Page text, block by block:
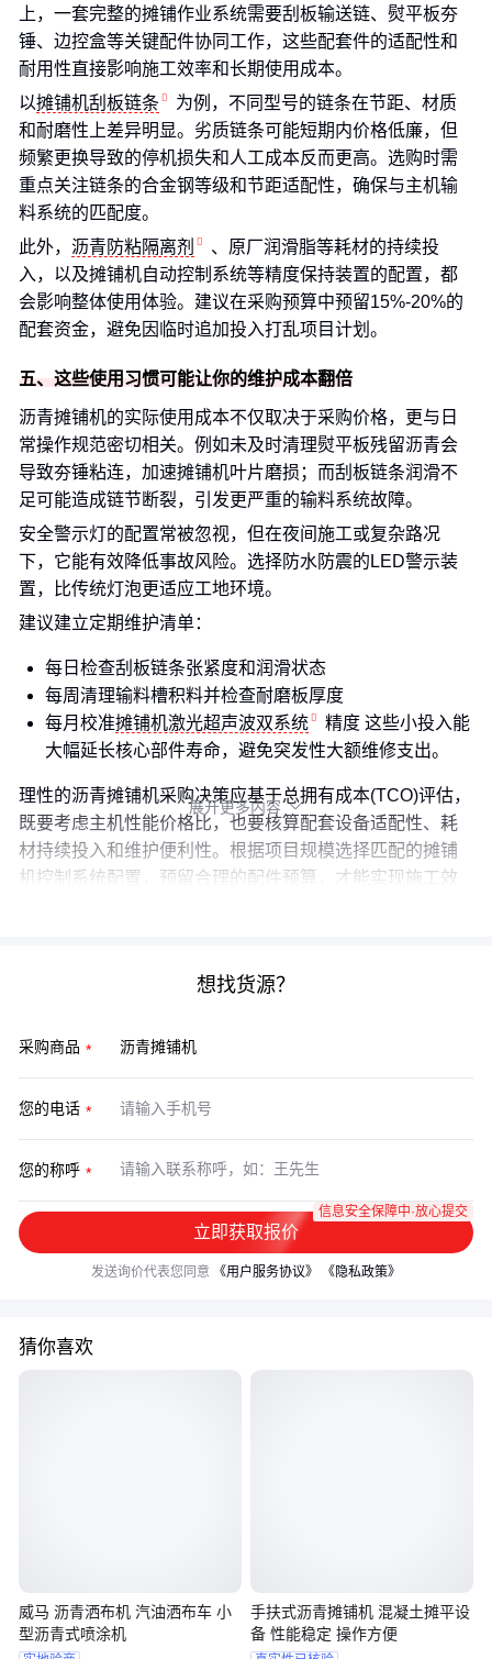
上，一套完整的摊铺作业系统需要刮板输送链、熨平板夯
锤、边控盒等关键配件协同工作，这些配套件的适配性和
耐用性直接影响施工效率和长期使用成本。
以摊铺机刮板链条
为例，不同型号的链条在节距、材质
和耐磨性上差异明显。劣质链条可能短期内价格低廉，但
频繁更换导致的停机损失和人工成本反而更高。选购时需
重点关注链条的合金钢等级和节距适配性，确保与主机输
料系统的匹配度。
此外， 沥青防粘隔离剂
、原厂润滑脂等耗材的持续投
入，以及摊铺机自动控制系统等精度保持装置的配置，都
会影响整体使用体验。建议在采购预算中预留15%-20%的
配套资金，避免因临时追加投入打乱项目计划。
五、这些使用习惯可能让你的维护成本翻倍
沥青摊铺机的实际使用成本不仅取决于采购价格，更与日
常操作规范密切相关。例如未及时清理熨平板残留沥青会
导致夯锤粘连，加速摊铺机叶片磨损；而刮板链条润滑不
足可能造成链节断裂，引发更严重的输料系统故障。
安全警示灯的配置常被忽视，但在夜间施工或复杂路况
下，它能有效降低事故风险。选择防水防震的LED警示装
置，比传统灯泡更适应工地环境。
建议建立定期维护清单：
每日检查刮板链条张紧度和润滑状态
每周清理输料槽积料并检查耐磨板厚度
每月校准摊铺机激光超声波双系统
精度 这些小投入能
大幅延长核心部件寿命，避免突发性大额维修支出。
理性的沥青摊铺机采购决策应基于总拥有成本(TCO)评估，
既要考虑主机性能价格比，也要核算配套设备适配性、耗
材持续投入和维护便利性。根据项目规模选择匹配的摊铺
机控制系统配置，预留合理的配件预算，才能实现施工效
展开更多内容 
想找货源？
采购商品
您的电话
您的称呼
立即获取报价
信息安全保障中·放心提交
发送询价代表您同意 《用户服务协议》 《隐私政策》
猜你喜欢
威马 沥青洒布机 汽油洒布车 小
型沥青式喷涂机
手扶式沥青摊铺机 混凝土摊平设
备 性能稳定 操作方便